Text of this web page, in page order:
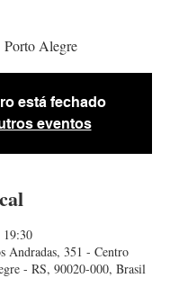
Porto Alegre
está fechado
eventos
19:30
Andradas, 351 - Centro
- RS, 90020-000, Brasil